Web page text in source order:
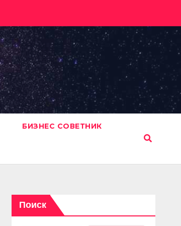
БИЗНЕС СОВЕТНИК
Поиск